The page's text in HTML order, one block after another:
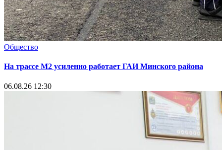
Общество
На трассе М2 усиленно работает ГАИ Минского района
06.08.26 12:30